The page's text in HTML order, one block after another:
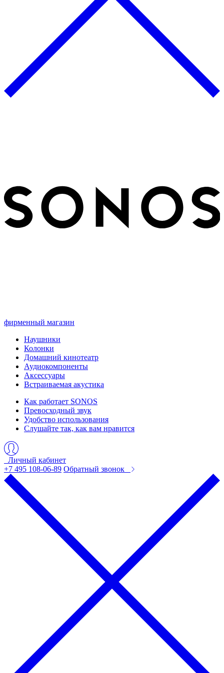
фирменный магазин
Наушники
Колонки
Домашний кинотеатр
Аудиокомпоненты
Аксессуары
Встраиваемая акустика
Как работает SONOS
Превосходный звук
Удобство использования
Слушайте так, как вам нравится
Личный кабинет
+7 495 108-06-89 Обратный звонок